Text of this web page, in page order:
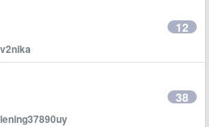
v2nika
12
38